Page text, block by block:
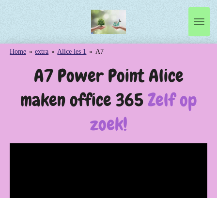
de
hoofdinhoud
Home » extra » Alice les 1 » A7
A7 Power Point Alice
maken office 365Zelf op
zoek!